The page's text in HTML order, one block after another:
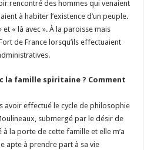
rencontré des hommes qui venaient
à habiter l’existence d’un peuple.
« là avec ». À la paroisse mais
de France lorsqu’ils effectuaient
la famille spiritaine ? Comment
avoir effectué le cycle de philosophie
submergé par le désir de
la porte de cette famille et elle m’a
apte à prendre part à sa vie